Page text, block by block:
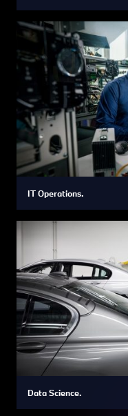
IT Operations.
Data Science.